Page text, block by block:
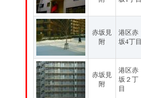
赤坂見
附
港区赤
坂4丁目
赤坂見
附
港区赤
坂２丁
目